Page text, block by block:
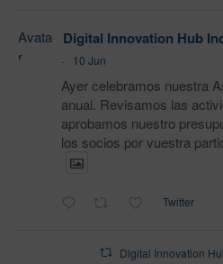
Avata
r
Digital Innovation Hub
·
10 Jun
Ayer celebramos nuestra
anual. Revisamos las
aprobamos nuestro
los socios por vuestra
Twitter
Digital Innovation